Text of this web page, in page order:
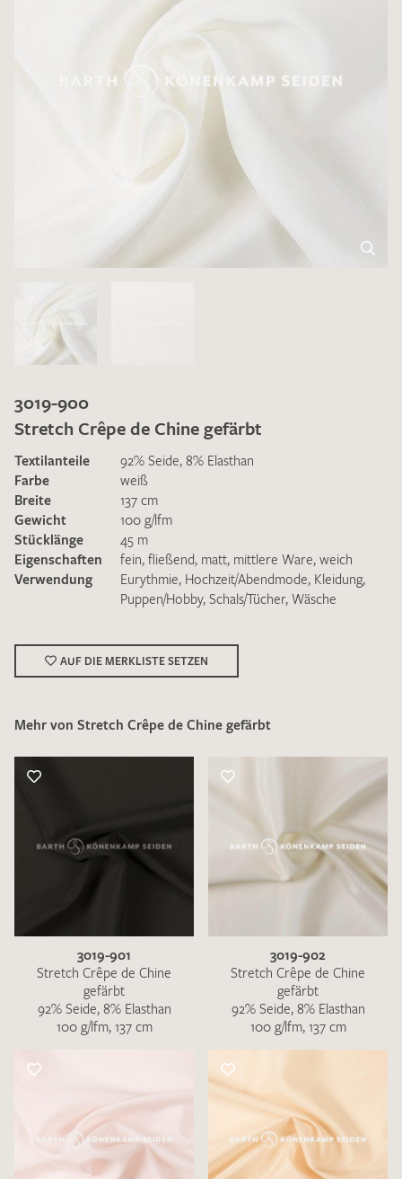
Ich bin damit einverstanden, dass meine angegebenen Daten
zur Beantwortung meiner Musteranfrage genutzt werden.
DieDatenschutzbestimmungenhabe ich zur Kenntnis
genommen und akzeptiere diese.
MUSTERANFRAGE SENDEN
3019-900
Stretch Crêpe de Chine gefärbt
Textilanteile
92% Seide, 8% Elasthan
Farbe
weiß
Breite
137 cm
Gewicht
100 g/lfm
Stücklänge
45 m
Eigenschaften
fein, fließend, matt, mittlere Ware, weich
Verwendung
Eurythmie, Hochzeit/Abendmode, Kleidung,
Puppen/Hobby, Schals/Tücher, Wäsche
AUF DIE MERKLISTE SETZEN
Mehr von Stretch Crêpe de Chine gefärbt
3019-901
Stretch Crêpe de Chine
gefärbt
92% Seide, 8% Elasthan
100 g/lfm, 137 cm
3019-902
Stretch Crêpe de Chine
gefärbt
92% Seide, 8% Elasthan
100 g/lfm, 137 cm